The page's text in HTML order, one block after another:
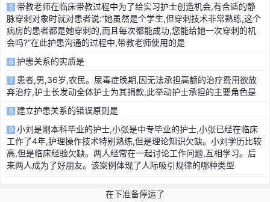
5 带教老师在临床带教过程中为了给实习护士创造机会,有合适的静
脉穿刺对象时就对患者说:“她虽然是个学生,但穿刺技术非常熟练,这个
病房的患者都是她穿刺的,而且每次都能成功,您能给她一次穿刺的机
会吗?”在此护患沟通的过程中,带教老师使用的是
6 护患关系的实质是
7 患者,男,36岁,农民。尿毒症晚期,因无法承担高额的治疗费用欲放
弃治疗,护士长发动全体护士为其捐款,此举动护士承担的主要角色是
8 建立护患关系的错误原则是
9 小刘是刚本科毕业的护士,小张是中专毕业的护士,小张已经在临床
工作了4年,护理操作技术特别熟练,但是理论知识欠缺。小刘学历比较
高,但是临床经验欠缺。两人经常在一起讨论工作问题,互相学习。后
来两人成为了好朋友。该案例体现了人际吸引规律的哪种类型
在下准备停运了